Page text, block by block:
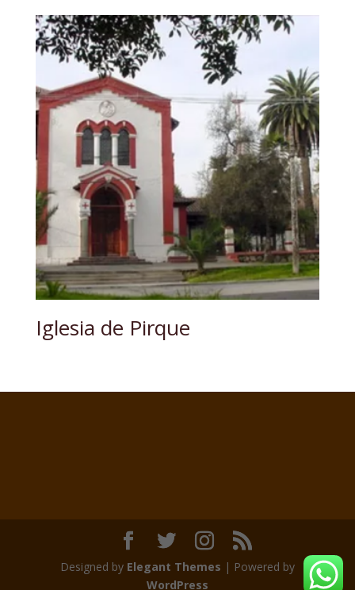
Iglesia de Pirque
Designed by Elegant Themes | Powered by
WordPress